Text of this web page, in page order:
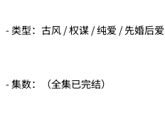
- 类型：古风 / 权谋 / 纯爱 / 先婚后
- 集数：（全集已完结）